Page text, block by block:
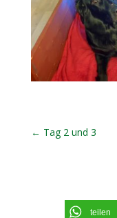
← Tag 2 und 3
teilen